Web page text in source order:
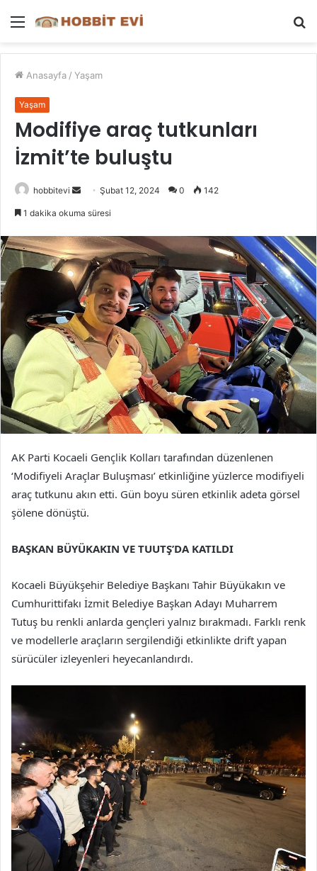
Menü
Anasayfa / Yaşam
Yaşam
Modifiye araç tutkunları
İzmit’te buluştu
hobbitevi
Bir
göndermek
Şubat 12, 2024 0 142
1 dakika okuma süresi
AK Parti Kocaeli Gençlik Kolları tarafından düzenlenen
‘Modifiyeli Araçlar Buluşması’ etkinliğine yüzlerce modifiyeli
araç tutkunu akın etti. Gün boyu süren etkinlik adeta görsel
şölene dönüştü.
BAŞKAN BÜYÜKAKIN VE TUUTŞ’DA KATILDI
Kocaeli Büyükşehir Belediye Başkanı Tahir Büyükakın ve
Cumhurittifakı İzmit Belediye Başkan Adayı Muharrem
Tutuş bu renkli anlarda gençleri yalnız bırakmadı. Farklı renk
ve modellerle araçların sergilendiği etkinlikte drift yapan
sürücüler izleyenleri heyecanlandırdı.